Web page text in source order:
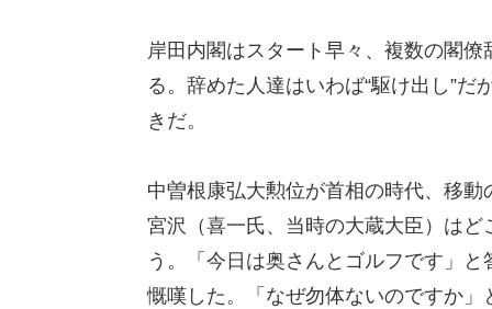
岸田内閣はスタート早々、複数の閣
る。辞めた人達はいわば“駆け出し”
きだ。
中曽根康弘大勲位が首相の時代、移
宮沢（喜一氏、当時の大蔵大臣）は
う。「今日は奥さんとゴルフです」
慨嘆した。「なぜ勿体ないのですか